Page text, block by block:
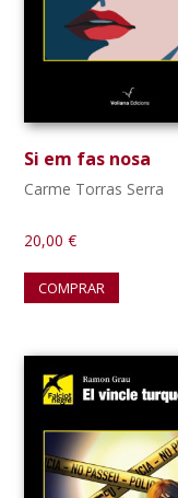
Si em fas nosa
Carme Torras Serra
20,00€
COMPRAR